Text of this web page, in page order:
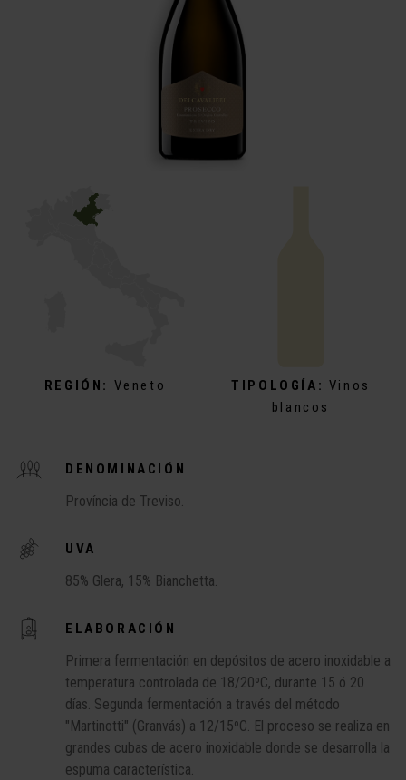
DENOMINACIÓN
Província de Treviso.
UVA
85% Glera, 15% Bianchetta.
ELABORACIÓN
Primera fermentación en depósitos de acero inoxidable a
temperatura controlada de 18/20ºC, durante 15 ó 20
días. Segunda fermentación a través del método
"Martinotti" (Granvás) a 12/15ºC. El proceso se realiza en
grandes cubas de acero inoxidable donde se desarrolla la
espuma característica.
REGIÓN: Veneto TIPOLOGÍA: Vinos
blancos